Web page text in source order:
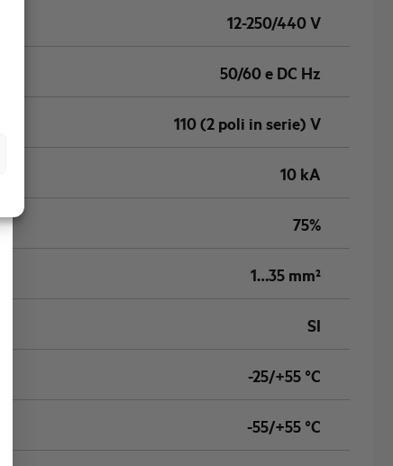
12-250/440 V
50/60 e DC Hz
110 (2 poli in serie) V
10 kA
75%
1…35 mm²
SI
-25/+55 °C
-55/+55 °C